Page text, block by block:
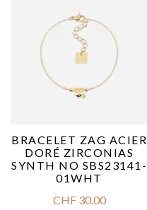
BRACELET ZAG ACIER
DORÉ ZIRCONIAS
SYNTH NO SBS23141-
01WHT
CHF30.00